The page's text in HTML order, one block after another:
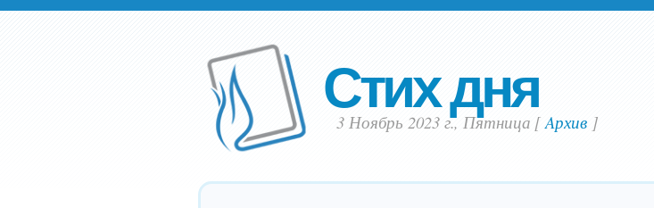
Стих дня
3 Ноябрь 2023 г., Пятница [Aрхив]